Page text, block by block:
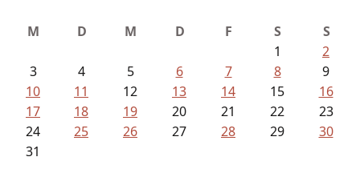
M D M D F S
S
1
2
3
4 5 6 7 8
9
10
11 12 13 14 15
16
17
18 19 20 21 22
23
24
25 26 27 28 29
30
31